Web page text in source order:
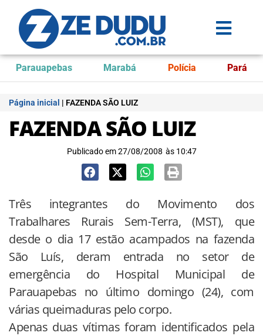
Parauapebas Marabá Polícia Pará
Página inicial | FAZENDA SÃO LUIZ
FAZENDA SÃO LUIZ
Publicado em 27/08/2008 às 10:47
Três integrantes do Movimento dos
Trabalhares Rurais Sem-Terra, (MST), que
desde o dia 17 estão acampados na fazenda
São Luís, deram entrada no setor de
emergência do Hospital Municipal de
Parauapebas no último domingo (24), com
várias queimaduras pelo corpo.
Apenas duas vítimas foram identificados pela